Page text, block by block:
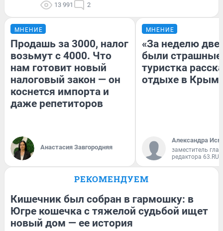
13 991 2
МНЕНИЕ
Продашь за 3000, налог
возьмут с 4000. Что
нам готовит новый
налоговый закон — он
коснется импорта и
даже репетиторов
Анастасия Завгородняя
МНЕНИЕ
«За неделю две
были
туристка
отдыхе в
Александра
заместитель
редактора 63.RU
РЕКОМЕНДУЕМ
Кишечник был собран в гармошку: в
Югре кошечка с тяжелой судьбой ищет
новый дом — ее история